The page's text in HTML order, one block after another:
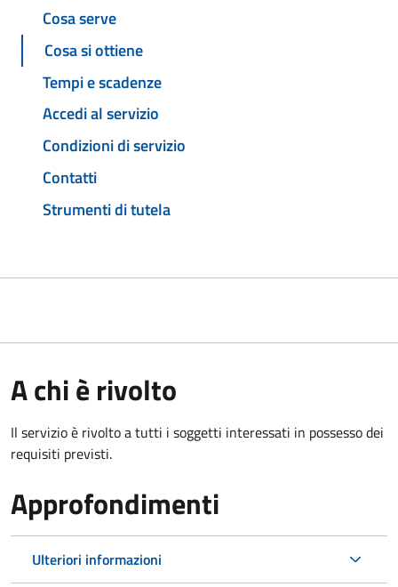
Cosa serve
Cosa si ottiene
Tempi e scadenze
Accedi al servizio
Condizioni di servizio
Contatti
Strumenti di tutela
A chi è rivolto
Il servizio è rivolto a tutti i soggetti interessati in possesso dei
requisiti previsti.
Approfondimenti
Ulteriori informazioni